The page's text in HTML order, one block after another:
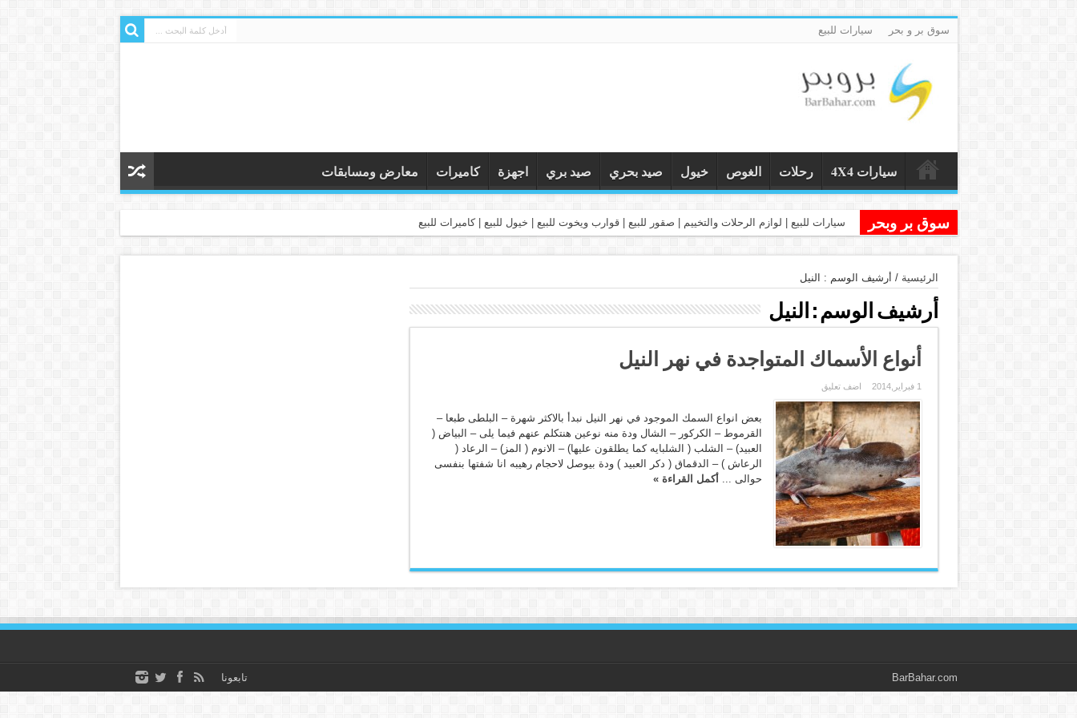
سوق بر و بحر سيارات للبيع
سيارات 4X4 رحلات الغوص خيول صيد بحري صيد بري اجهزة كاميرات معارض ومسابقات
سوق بر وبحر سيارات للبيع | لوازم الرحلات والتخييم | صقور للبيع | قوارب ويخوت للبيع | خيول للبيع | كاميرات للبيع
الرئيسية / أرشيف الوسم : النيل
أرشيف الوسم :النيل
أنواع الأسماك المتواجدة في نهر النيل
1 فبراير,2014 اضف تعليق
بعض انواع السمك الموجود في نهر النيل نبدأ بالاكثر شهرة – البلطى طبعا –
القرموط – الكركور – الشال ودة منه نوعين هنتكلم عنهم فيما يلى – البياض (
العبيد) – الشلب ( الشلبايه كما يطلقون عليها) – الانوم ( المز) – الرعاد (
الرعاش ) – الدقماق ( دكر العبيد ) ودة بيوصل لاحجام رهيبه انا شفتها بنفسى
حوالى ... أكمل القراءة »
BarBahar.com تابعونا